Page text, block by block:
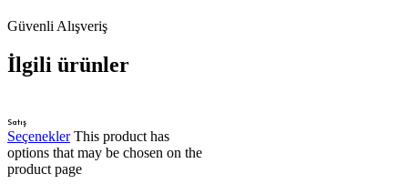
Güvenli Alışveriş
İlgili ürünler
Satış
Seçenekler This product has
options that may be chosen on the
product page